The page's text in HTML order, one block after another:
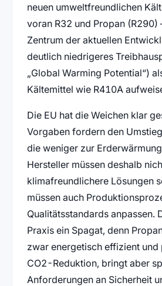
neuen umweltfreundlichen
voran R32 und Propan (R290)
Zentrum der aktuellen
deutlich niedrigeres
„Global Warming Potential“)
Kältemittel wie R410A
Die EU hat die Weichen klar
Vorgaben fordern den
die weniger zur
Hersteller müssen deshalb
klimafreundlichere Lösungen
müssen auch
Qualitätsstandards anpassen.
Praxis ein Spagat, denn
zwar energetisch effizient und
CO2-Reduktion, bringt aber
Anforderungen an Sicherheit